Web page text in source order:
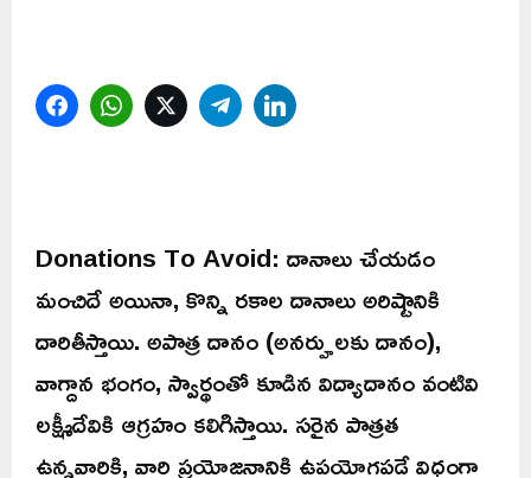
FacebookWhatsAppTwitterTelegram
Donations To Avoid: దానాలు చేయడం
మంచిదే అయినా, కొన్ని రకాల దానాలు అరిష్టానికి
దారితీస్తాయి. అపాత్ర దానం (అనర్హులకు దానం),
వాగ్దాన భంగం, స్వార్థంతో కూడిన విద్యాదానం వంటివి
లక్ష్మీదేవికి ఆగ్రహం కలిగిస్తాయి. సరైన పాత్రత
ఉన్నవారికి, వారి ప్రయోజనానికి ఉపయోగపడే విధంగా